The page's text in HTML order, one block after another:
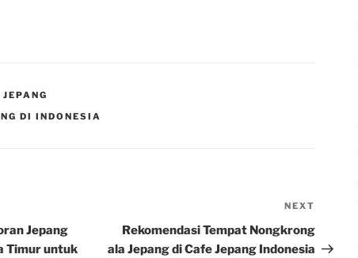
DI INDONESIA
Jepang
Timur untuk
Post
NEXT
Rekomendasi Tempat Nongkrong
ala Jepang di Cafe Jepang Indonesia